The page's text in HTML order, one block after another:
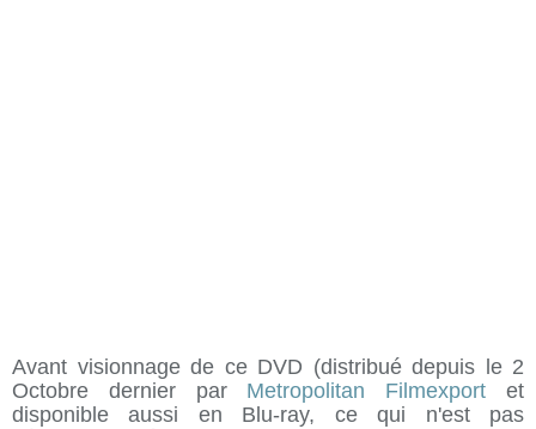
Avant visionnage de ce DVD (distribué depuis le 2
Octobre dernier par Metropolitan Filmexport et
disponible aussi en Blu-ray, ce qui n'est pas